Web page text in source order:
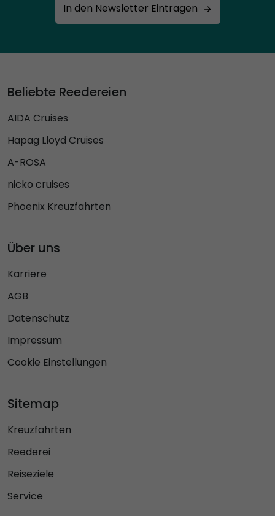
In den Newsletter Eintragen
Beliebte Reedereien
AIDA Cruises
Hapag Lloyd Cruises
A-ROSA
nicko cruises
Phoenix Kreuzfahrten
Über uns
Karriere
AGB
Datenschutz
Impressum
Cookie Einstellungen
Sitemap
Kreuzfahrten
Reederei
Reiseziele
Service